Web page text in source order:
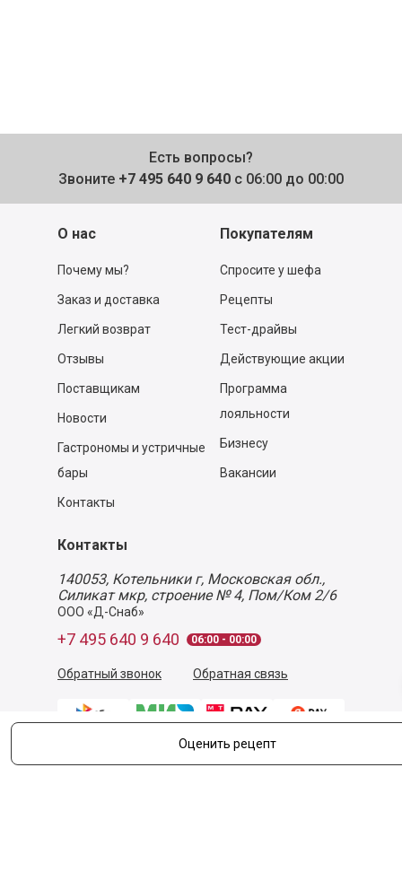
Оценить рецепт
Есть вопросы?
Звоните +7 495 640 9 640 с 06:00 до 00:00
О нас
Почему мы?
Заказ и доставка
Легкий возврат
Отзывы
Поставщикам
Новости
Гастрономы и устричные
бары
Контакты
Покупателям
Спросите у шефа
Рецепты
Тест-драйвы
Действующие акции
Программа
лояльности
Бизнесу
Вакансии
Контакты
140053, Котельники г, Московская обл.,
Силикат мкр, строение № 4, Пом/Ком 2/6
ООО «Д-Снаб»
+7 495 640 9 640 06:00 - 00:00
Обратный звонок Обратная связь